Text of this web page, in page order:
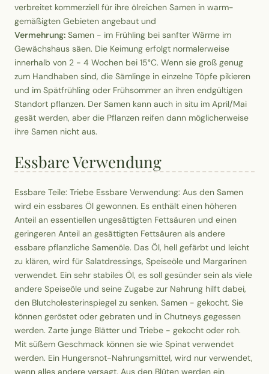
verbreitet kommerziell für ihre ölreichen Samen in warm-
gemäßigten Gebieten angebaut und
Vermehrung: Samen - im Frühling bei sanfter Wärme im
Gewächshaus säen. Die Keimung erfolgt normalerweise
innerhalb von 2 - 4 Wochen bei 15°C. Wenn sie groß genug
zum Handhaben sind, die Sämlinge in einzelne Töpfe pikieren
und im Spätfrühling oder Frühsommer an ihren endgültigen
Standort pflanzen. Der Samen kann auch in situ im April/Mai
gesät werden, aber die Pflanzen reifen dann möglicherweise
ihre Samen nicht aus.
Essbare Verwendung
Essbare Teile: Triebe Essbare Verwendung: Aus den Samen
wird ein essbares Öl gewonnen. Es enthält einen höheren
Anteil an essentiellen ungesättigten Fettsäuren und einen
geringeren Anteil an gesättigten Fettsäuren als andere
essbare pflanzliche Samenöle. Das Öl, hell gefärbt und leicht
zu klären, wird für Salatdressings, Speiseöle und Margarinen
verwendet. Ein sehr stabiles Öl, es soll gesünder sein als viele
andere Speiseöle und seine Zugabe zur Nahrung hilft dabei,
den Blutcholesterinspiegel zu senken. Samen - gekocht. Sie
können geröstet oder gebraten und in Chutneys gegessen
werden. Zarte junge Blätter und Triebe - gekocht oder roh.
Mit süßem Geschmack können sie wie Spinat verwendet
werden. Ein Hungersnot-Nahrungsmittel, wird nur verwendet,
wenn alles andere versagt. Aus den Blüten werden ein